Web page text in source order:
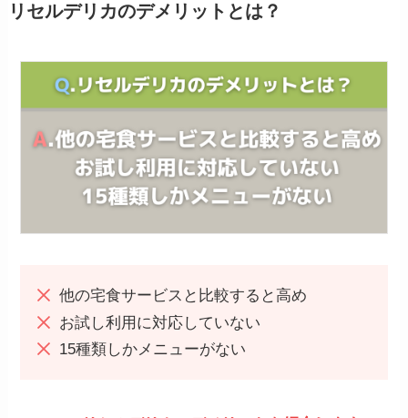
リセルデリカのデメリットとは？
他の宅食サービスと比較すると高め
お試し利用に対応していない
15種類しかメニューがない